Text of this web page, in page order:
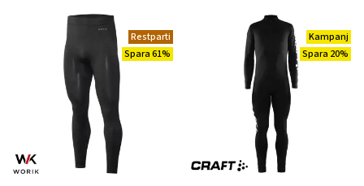
Restparti
Spara 61%
Kampanj
Spara 20%